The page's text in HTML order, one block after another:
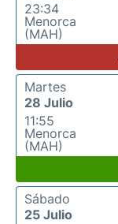
23:34
Menorca
(MAH)
Martes
28 Julio
11:55
Menorca
(MAH)
Sábado
25 Julio